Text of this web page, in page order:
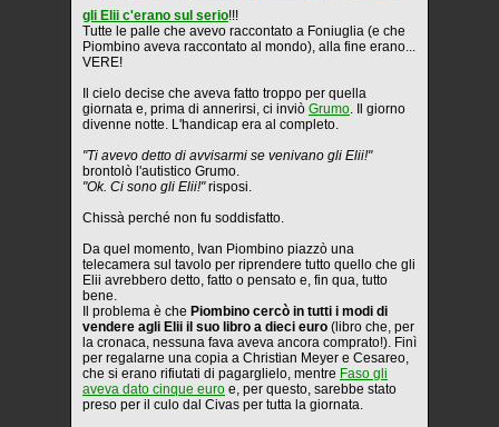
gli Elii c'erano sul serio!!!
Tutte le palle che avevo raccontato a Foniuglia (e che
Piombino aveva raccontato al mondo), alla fine erano...
VERE!
Il cielo decise che aveva fatto troppo per quella
giornata e, prima di annerirsi, ci inviò Grumo. Il giorno
divenne notte. L'handicap era al completo.
"Ti avevo detto di avvisarmi se venivano gli Elii!"
brontolò l'autistico Grumo.
"Ok. Ci sono gli Elii!"risposi.
Chissà perché non fu soddisfatto.
Da quel momento, Ivan Piombino piazzò una
telecamera sul tavolo per riprendere tutto quello che gli
Elii avrebbero detto, fatto o pensato e, fin qua, tutto
bene.
Il problema è che Piombino cercò in tutti i modi di
vendere agli Elii il suo libro a dieci euro (libro che, per
la cronaca, nessuna fava aveva ancora comprato!). Finì
per regalarne una copia a Christian Meyer e Cesareo,
che si erano rifiutati di pagarglielo, mentre Faso gli
aveva dato cinque euro e, per questo, sarebbe stato
preso per il culo dal Civas per tutta la giornata.